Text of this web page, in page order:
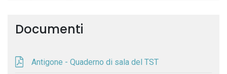
Documenti
Antigone - Quaderno di sala del TST